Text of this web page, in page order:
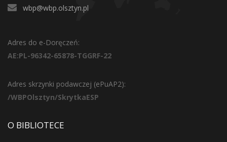
wbp@wbp.olsztyn.pl
Adres do e-Doręczeń:
AE:PL-96342-65878-TGGRF-22
Adres skrzynki podawczej (ePuAP2):
/WBPOlsztyn/SkrytkaESP
O BIBLIOTECE